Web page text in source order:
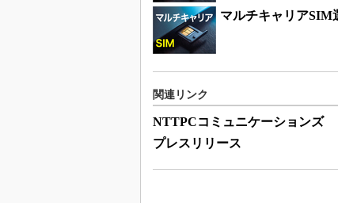
マルチキャリアSIM
関連リンク
NTTPCコミュニケーションズ
プレスリリース